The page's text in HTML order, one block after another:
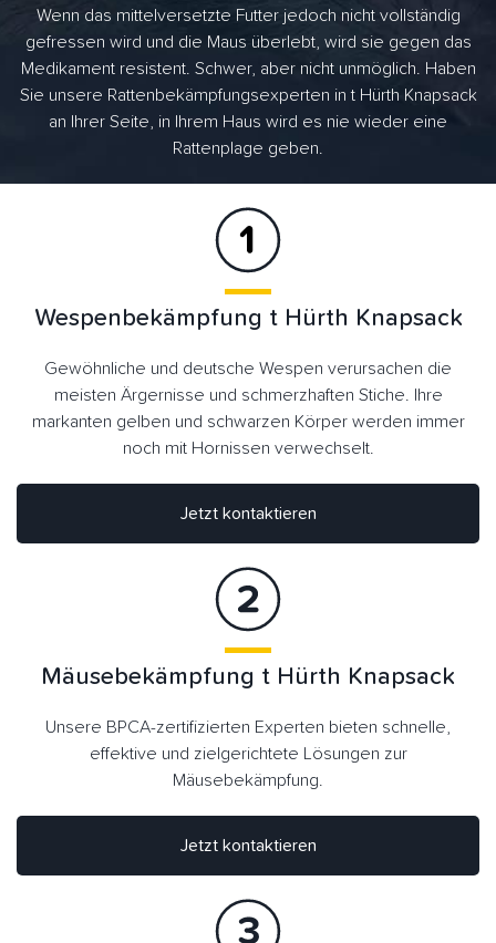
Wenn das mittelversetzte Futter jedoch nicht vollständig
gefressen wird und die Maus überlebt, wird sie gegen das
Medikament resistent. Schwer, aber nicht unmöglich. Haben
Sie unsere Rattenbekämpfungsexperten in t Hürth Knapsack
an Ihrer Seite, in Ihrem Haus wird es nie wieder eine
Rattenplage geben.
Wespenbekämpfung t Hürth Knapsack
Gewöhnliche und deutsche Wespen verursachen die
meisten Ärgernisse und schmerzhaften Stiche. Ihre
markanten gelben und schwarzen Körper werden immer
noch mit Hornissen verwechselt.
Jetzt kontaktieren
Jetzt kontaktieren
Mäusebekämpfung t Hürth Knapsack
Unsere BPCA-zertifizierten Experten bieten schnelle,
effektive und zielgerichtete Lösungen zur
Mäusebekämpfung.